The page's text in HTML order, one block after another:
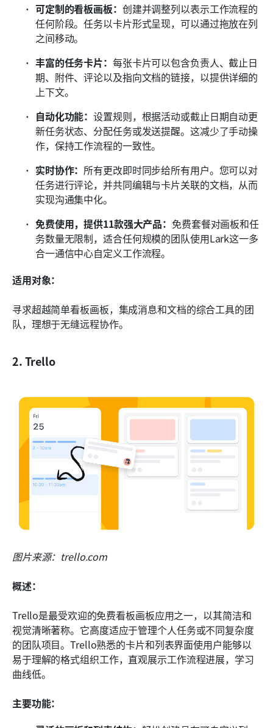
可定制的看板画板： 创建并调整列以表示工作流程的
任何阶段。任务以卡片形式呈现，可以通过拖放在列
之间移动。
丰富的任务卡片： 每张卡片可以包含负责人、截止日
期、附件、评论以及指向文档的链接，以提供详细的
上下文。
自动化功能：设置规则，根据活动或截止日期自动更
新任务状态、分配任务或发送提醒。这减少了手动操
作，保持工作流程的一致性。
实时协作： 所有更改即时同步给所有用户。您可以对
任务进行评论，并共同编辑与卡片关联的文档，从而
实现沟通集中化。
免费使用，提供11款强大产品： 免费套餐对画板和任
务数量无限制，适合任何规模的团队使用Lark这一多
合一通信中心自定义工作流程。
适用对象：
寻求超越简单看板画板，集成消息和文档的综合工具的团
队，理想于无缝远程协作。
2. Trello
图片来源：trello.com
概述：
Trello是最受欢迎的免费看板画板应用之一，以其简洁和
视觉清晰著称。它高度适应于管理个人任务或不同复杂度
的团队项目。Trello熟悉的卡片和列表界面使用户能够以
易于理解的格式组织工作，直观展示工作流程进展，学习
曲线低。
主要功能：